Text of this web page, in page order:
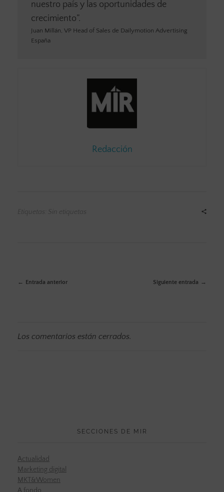
nuestro país y las oportunidades de
crecimiento”.
Juan Millán, VP Head of Sales de Dailymotion Advertising
España
Redacción
Etiquetas: Sin etiquetas
Entrada anterior Siguiente entrada
Los comentarios están cerrados.
SECCIONES DE MIR
Actualidad
Marketing digital
MKT&Women